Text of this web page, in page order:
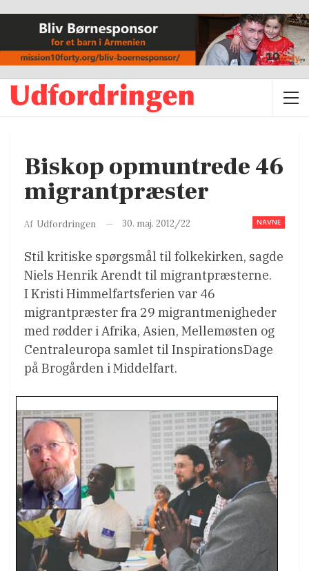
Biskop opmuntrede 46
migrantpræster
NAVNE
Af Udfordringen 30. maj. 2012/22
Stil kritiske spørgsmål til folkekirken, sagde
Niels Henrik Arendt til migrantpræsterne.
I Kristi Himmelfartsferien var 46
migrantpræster fra 29 migrantmenigheder
med rødder i Afrika, Asien, Mellemøsten og
Centraleuropa samlet til InspirationsDage
på Brogården i Middelfart.